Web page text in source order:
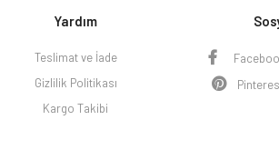
Yardım
Teslimat ve İade
Gizlilik Politikası
Kargo Takibi